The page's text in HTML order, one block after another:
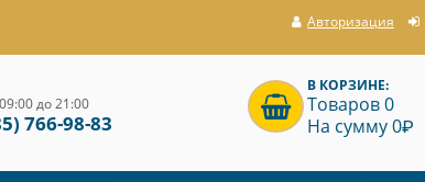
Авторизация
до 21:00
766-98-83
В КОРЗИНЕ:
Товаров 0
На сумму 0P